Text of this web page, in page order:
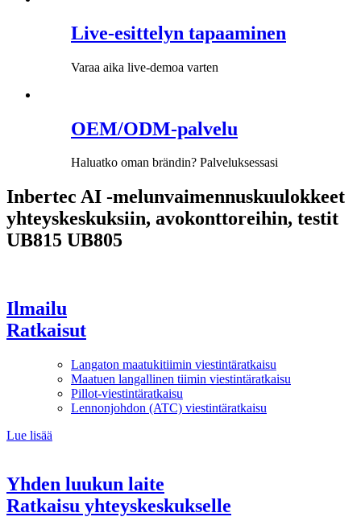
Live-esittelyn tapaaminen
Varaa aika live-demoa varten
OEM/ODM-palvelu
Haluatko oman brändin? Palveluksessasi
Inbertec AI -melunvaimennuskuulokkeet
yhteyskeskuksiin, avokonttoreihin, testit
UB815 UB805
Ilmailu
Ratkaisut
Langaton maatukitiimin viestintäratkaisu
Maatuen langallinen tiimin viestintäratkaisu
Pillot-viestintäratkaisu
Lennonjohdon (ATC) viestintäratkaisu
Lue lisää
Yhden luukun laite
Ratkaisu yhteyskeskukselle